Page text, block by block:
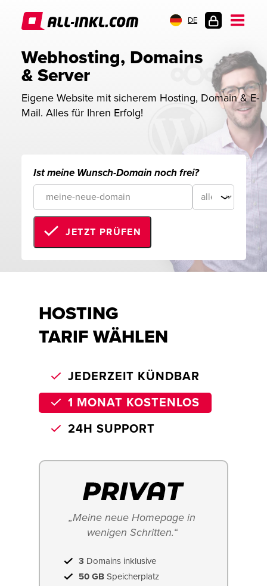
DE
Webhosting, Domains
& Server
Eigene Website mit sicherem Hosting, Domain & E-
Mail. Alles für Ihren Erfolg!
Ist meine Wunsch-Domain noch frei?
JETZT PRÜFEN
HOSTING
TARIF WÄHLEN
JEDERZEIT KÜNDBAR
1 MONAT KOSTENLOS
24H SUPPORT
„Meine neue Homepage in
wenigen Schritten.“
3 Domains inklusive
50 GB Speicherplatz